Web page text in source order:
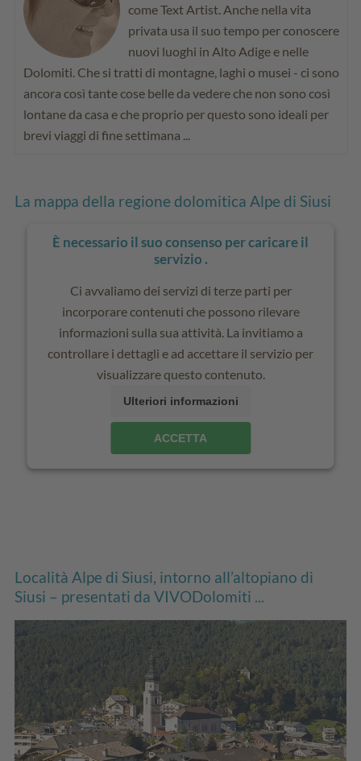
come Text Artist. Anche nella vita
privata usa il suo tempo per conoscere
nuovi luoghi in Alto Adige e nelle
Dolomiti. Che si tratti di montagne, laghi o musei - ci sono
ancora così tante cose belle da vedere che non sono così
lontane da casa e che proprio per questo sono ideali per
brevi viaggi di fine settimana ...
La mappa della regione dolomitica Alpe di Siusi
È necessario il suo consenso per caricare il
servizio .
Ci avvaliamo dei servizi di terze parti per
incorporare contenuti che possono rilevare
informazioni sulla sua attività. La invitiamo a
controllare i dettagli e ad accettare il servizio per
visualizzare questo contenuto.
Ulteriori informazioni
ACCETTA
Località Alpe di Siusi, intorno all’altopiano di
Siusi – presentati da VIVODolomiti ...